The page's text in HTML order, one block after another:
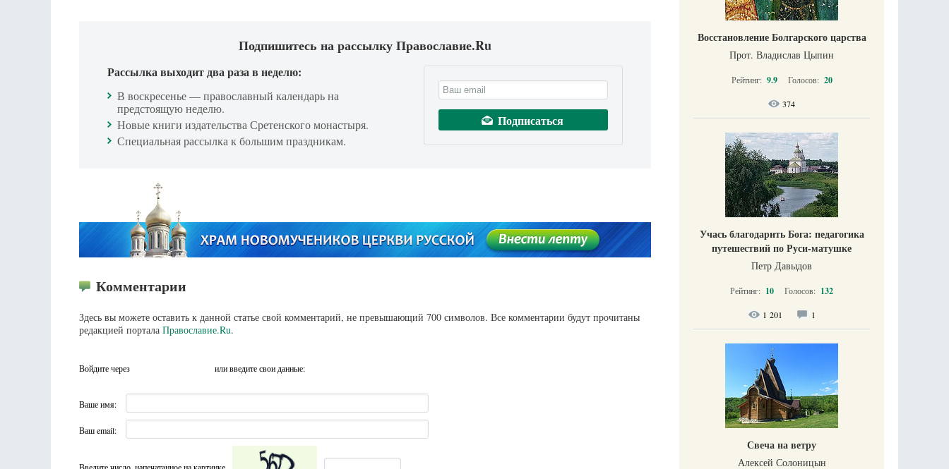
Подпишитесь на рассылку Православие.Ru
Рассылка выходит два раза в неделю:
В воскресенье — православный календарь на
предстоящую неделю.
Новые книги издательства Сретенского монастыря.
Специальная рассылка к большим праздникам.
Комментарии
Здесь вы можете оставить к данной статье свой комментарий, не превышающий 700 символов. Все комментарии будут прочитаны
редакцией портала Православие.Ru.
Войдите через или введите свои данные:
Ваше имя:
Ваш email:
Восстановление Болгарского царства
Прот. Владислав Цыпин
Рейтинг: 9.9 Голосов: 20
374
Учась благодарить Бога: педагогика
путешествий по Руси-матушке
Петр Давыдов
Рейтинг: 10 Голосов: 132
1 201 1
Свеча на ветру
Алексей Солоницын